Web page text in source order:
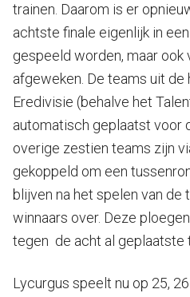
trainen. Daarom is er
achtste finale eigenlijk in
gespeeld worden, maar
afgeweken. De teams uit
Eredivisie (behalve het
automatisch geplaatst voor
overige zestien teams zijn
gekoppeld om een
blijven na het spelen van de
winnaars over. Deze
tegen de acht al geplaatste
Lycurgus speelt nu op 25,